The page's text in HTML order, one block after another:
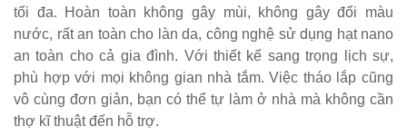
tối đa. Hoàn toàn không gây mùi, không gây đổi màu
nước, rất an toàn cho làn da, công nghệ sử dụng hạt nano
an toàn cho cả gia đình. Với thiết kế sang trọng lịch sự,
phù hợp với mọi không gian nhà tắm. Việc tháo lắp cũng
vô cùng đơn giản, bạn có thể tự làm ở nhà mà không cần
thợ kĩ thuật đến hỗ trợ.